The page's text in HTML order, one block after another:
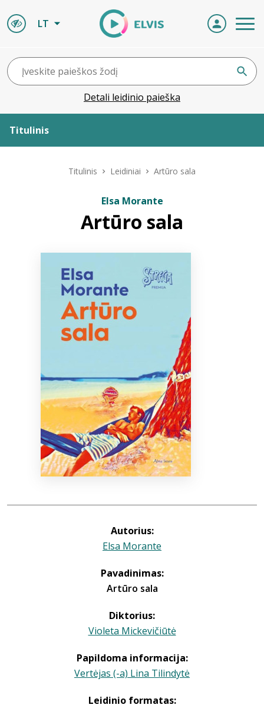
LT
Detali leidinio paieška
Titulinis
Bibliotekoms
+370 667 80 541
info@elvislab.lt
Titulinis Leidiniai Artūro sala
Elsa Morante
Artūro sala
Autorius:
Elsa Morante
Pavadinimas:
Artūro sala
Diktorius:
Violeta Mickevičiūtė
Papildoma informacija:
Vertėjas (-a) Lina Tilindytė
Leidinio formatas: